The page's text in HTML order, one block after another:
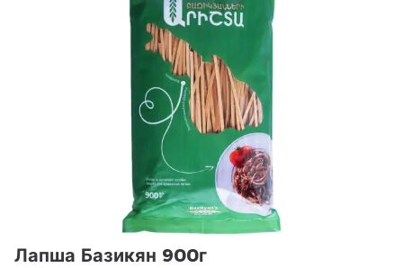
Лапша Базикян 900г